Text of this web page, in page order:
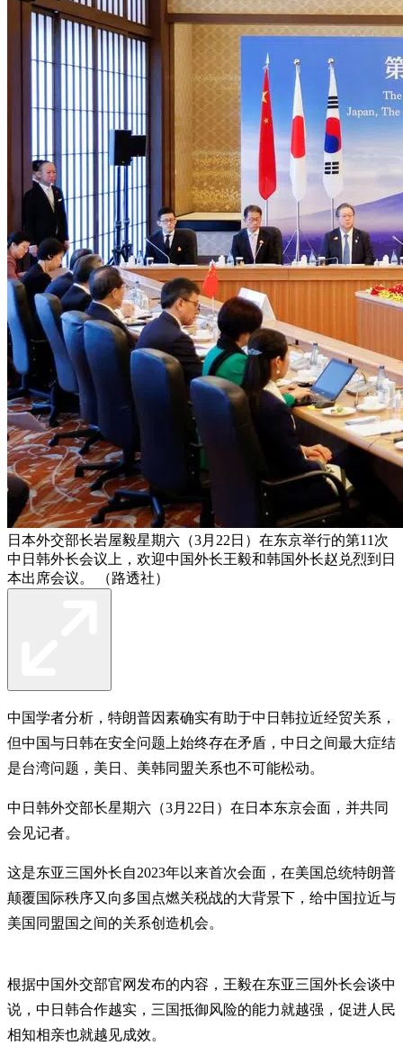
日本外交部长岩屋毅星期六（3月22日）在东京举行的第11次
中日韩外长会议上，欢迎中国外长王毅和韩国外长赵兑烈到日
本出席会议。 （路透社）
中国学者分析，特朗普因素确实有助于中日韩拉近经贸关系，
但中国与日韩在安全问题上始终存在矛盾，中日之间最大症结
是台湾问题，美日、美韩同盟关系也不可能松动。
中日韩外交部长星期六（3月22日）在日本东京会面，并共同
会见记者。
这是东亚三国外长自2023年以来首次会面，在美国总统特朗普
颠覆国际秩序又向多国点燃关税战的大背景下，给中国拉近与
美国同盟国之间的关系创造机会。
根据中国外交部官网发布的内容，王毅在东亚三国外长会谈中
说，中日韩合作越实，三国抵御风险的能力就越强，促进人民
相知相亲也就越见成效。